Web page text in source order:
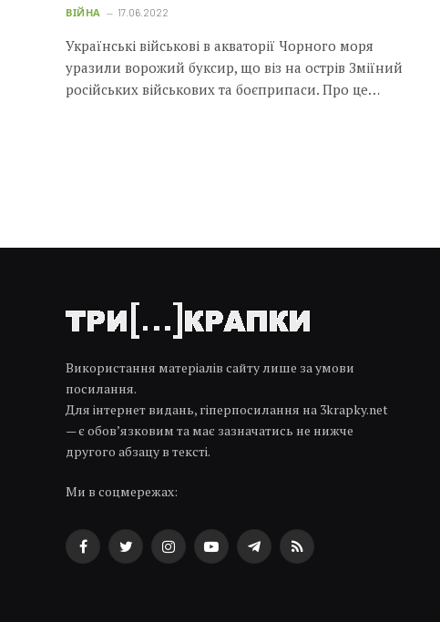
ВІЙНА 17.06.2022
Українські військові в акваторії Чорного моря
уразили ворожий буксир, що віз на острів Зміїний
російських військових та боєприпаси. Про це…
Використання матеріалів сайту лише за умови
посилання.
Для інтернет видань, гіперпосилання на 3krapky.net
— є обов’язковим та має зазначатись не нижче
другого абзацу в тексті.
Ми в соцмережах:
FacebookTwitterInstagramYouTubeTelegramRSS